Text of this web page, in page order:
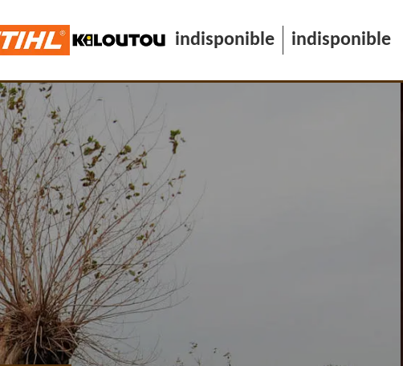
indisponible indisponible